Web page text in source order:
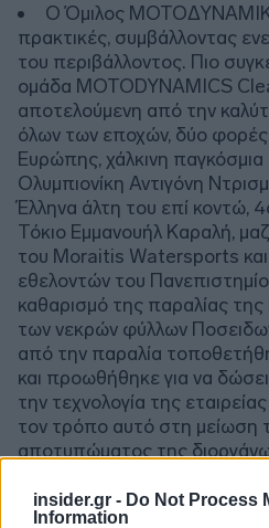
insider.gr - Do Not Process
Information
Ο Όμιλος
πρακτικές, συμβάλλοντας
του περιβάλλοντος. Πιο
ομάδα MOTODYNAMICS
αποτελούμενη από την
όλων των εποχών, δύο
Ευρώπης, χάλκινη
Ολυμπιονίκη Αντιγόνη
Έλληνα άλτη του επί κοντώ,
Τόκιο Εμμανουήλ Καραλή,
του Moraitis Watersports
εθελοντών του
καθαρισμό της παραλίας
των νεκρών φύλλων
από την παραλία
και προωθήθηκε για να
την τεχνολογία της
τον τρόπο αυτό στη μείωση
αποτυπώματος της
ευαισθητοποίηση των
της κυκλικής οικονομίας.